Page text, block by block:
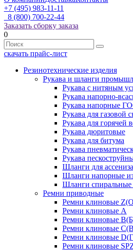
+7 (495) 983-11-11
8 (800) 700-22-44
Заказать сборку заказа
0
скачать прайс-лист
Резинотехнические изделия
Рукава и шланги
Рукава с нитяным
Рукава напорно-
Рукава напорные
Рукава для газовой
Рукава для горячей
Рукава дюритовые
Рукава для битума
Рукава
Рукава
Шланги для
Шланги напорные
Шланги
Ремни приводные
Ремни клиновые
Ремни клиновые А
Ремни клиновые
Ремни клиновые
Ремни клиновые
Ремни клиновые